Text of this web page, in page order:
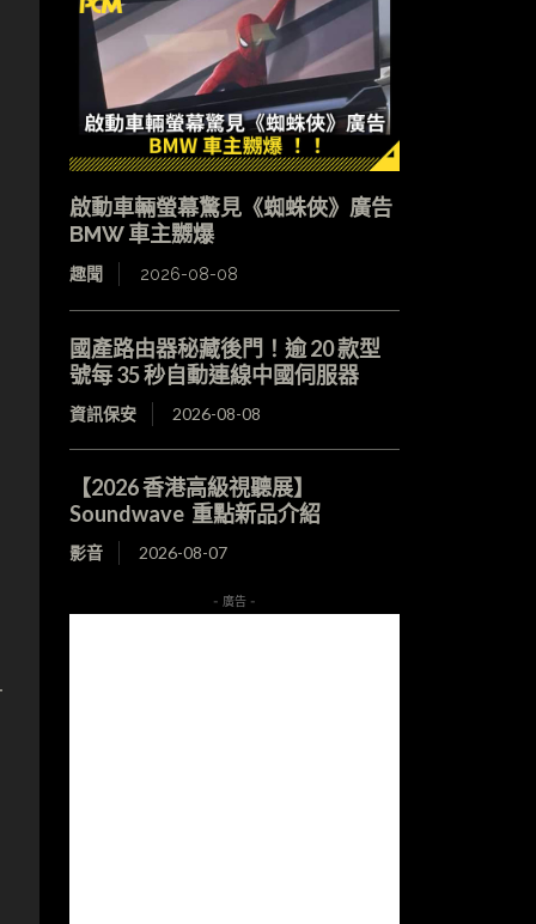
啟動車輛螢幕驚見《蜘蛛俠》廣告
BMW 車主嬲爆
趣聞 2026-08-08
國產路由器秘藏後門！逾 20 款型
號每 35 秒自動連線中國伺服器
資訊保安 2026-08-08
【2026 香港高級視聽展】
Soundwave 重點新品介紹
影音 2026-08-07
- 廣告 -